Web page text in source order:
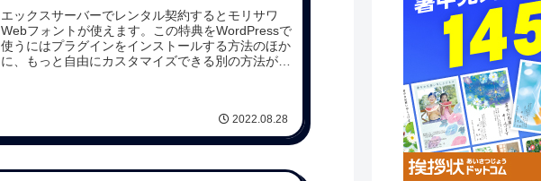
エックスサーバーでレンタル契約するとモリサワ
Webフォントが使えます。この特典をWordPressで
使うにはプラグインをインストールする方法のほか
に、もっと自由にカスタマイズできる別の方法が用
2022.08.28